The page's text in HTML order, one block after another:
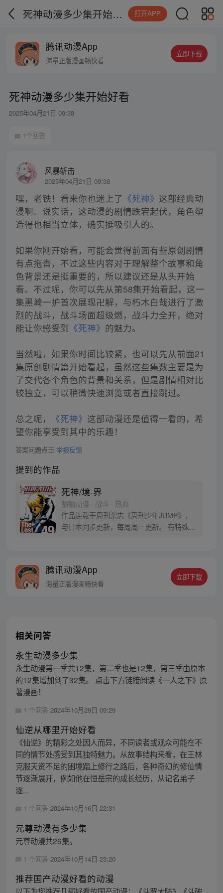
死神动漫多少集开始好看 打开APP
腾讯动漫App
海量正版漫画畅快看
立即下载
死神动漫多少集开始好看
2025年04月21日 09:38
1个回答
风暴斩击
2025年04月21日 09:38
嘿，老铁！看来你也迷上了 《死神》 这部经典动
漫啊。说实话，这动漫的剧情跌宕起伏，角色塑
造得也相当立体，确实挺吸引人的。
如果你刚开始看，可能会觉得前面有些原创剧情
有点拖沓，不过这些内容对于理解整个故事和角
色背景还是挺重要的，所以建议还是从头开始
看。不过呢，你可以先从第58集开始看起，这一
集黑崎一护首次展现卍解，与朽木白哉进行了激
烈的战斗，战斗场面超级燃，战斗力全开，绝对
能让你感受到 《死神》 的魅力。
当然啦，如果你时间比较紧，也可以先从前面21
集原创剧情篇开始看起，虽然这些集数主要是为
了交代各个角色的背景和关系，但是剧情相对比
较独立，可以稍微快速浏览或者直接跳过。
总之呢， 《死神》 这部动漫还是值得一看的，希
望你能享受到其中的乐趣！
答案问题点击 举报反馈
提到的作品
死神/境·界
翻翻动漫 · 战斗 · 热血
作品连载于周刊杂志《周刊少年JUMP》，
与日本同步更新，每周周一更新。 有特殊能
的和平，一护、露琪亚和伙伴们开始了漫漫
征程。
腾讯动漫App
海量正版漫画畅快看
立即下载
相关问答
永生动漫多少集
永生动漫第一季共12集，第二季也是12集，第三季由原本
的12集增加到了32集。 点击下方链接阅读《一人之下》原
著漫画！
1 个回答 2024年10月29日 09:29
仙逆从哪里开始好看
《仙逆》的精彩之处因人而异，不同读者或观众可能在不
同的情节处感受到其独特魅力。从故事结构来看，在王林
克服天资不足的困境踏上修行之路后，各种奇幻的修仙情
节逐渐展开，例如他在恒岳宗的成长经历，从记名弟子
逐...
1 个回答 2024年10月16日 22:31
元尊动漫有多少集
元尊动漫共26集。
1 个回答 2024年10月14日 23:20
推荐国产动漫好看的动漫